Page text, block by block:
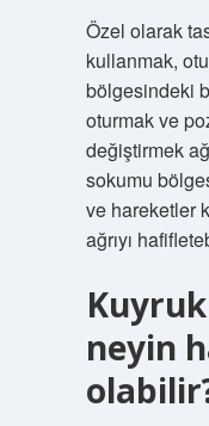
Özel olarak
kullanmak,
bölgesindeki
oturmak ve
değiştirmek
sokumu
ve hareketler
ağrıyı
Kuyruk
neyin